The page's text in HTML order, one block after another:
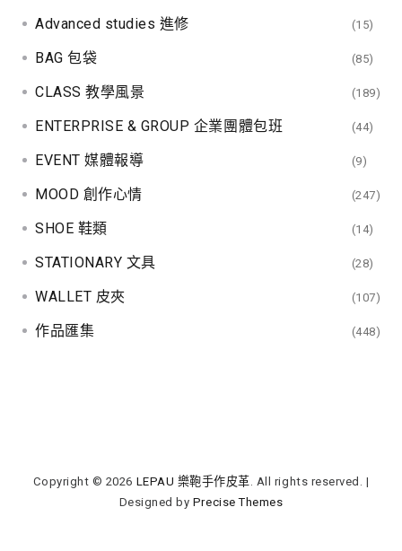
Advanced studies 進修 (15)
BAG 包袋 (85)
CLASS 教學風景 (189)
ENTERPRISE & GROUP 企業團體包班 (44)
EVENT 媒體報導 (9)
MOOD 創作心情 (247)
SHOE 鞋類 (14)
STATIONARY 文具 (28)
WALLET 皮夾 (107)
作品匯集 (448)
Copyright © 2026 LEPAU 樂鞄手作皮革. All rights reserved. |
Designed by Precise Themes